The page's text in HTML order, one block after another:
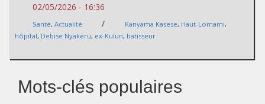
02/05/2026 - 16:36
Santé, Actualité / Kanyama Kasese, Haut-Lomami,
hôpital, Debise Nyakeru, ex-Kulun, batisseur
Mots-clés populaires